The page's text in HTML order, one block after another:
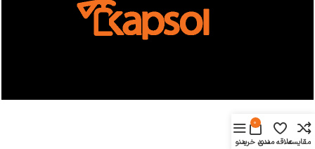
مقایسهعلاقه مندی
0
سبد خریدمنو